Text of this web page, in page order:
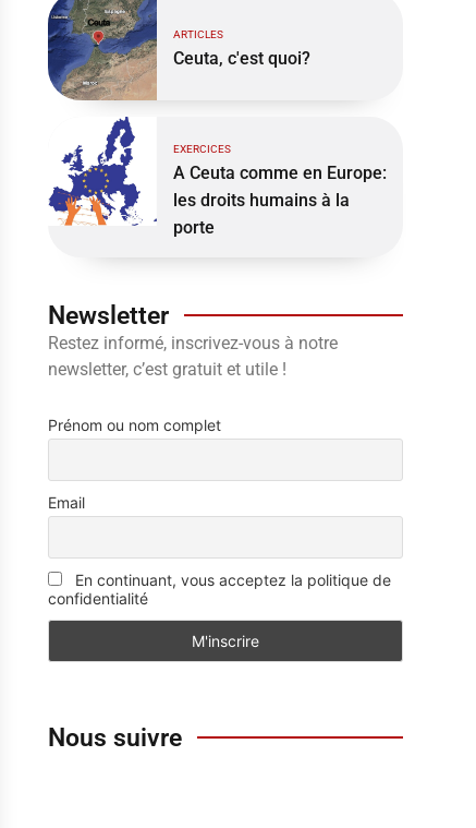
ARTICLES
Ceuta, c'est quoi?
EXERCICES
A Ceuta comme en Europe:
les droits humains à la
porte
Newsletter
Restez informé, inscrivez-vous à notre
newsletter, c’est gratuit et utile !
Prénom ou nom complet
Email
En continuant, vous acceptez la politique de
confidentialité
Nous suivre